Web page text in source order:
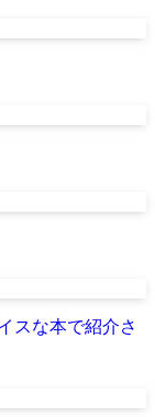
スな本で紹介さ